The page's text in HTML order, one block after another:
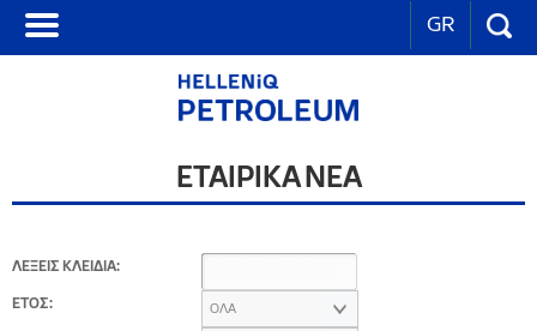
GR
ΕΤΑΙΡΙΚΑ ΝΕΑ
ΛΕΞΕΙΣ ΚΛΕΙΔΙΑ:
ΕΤΟΣ: ΟΛΑ